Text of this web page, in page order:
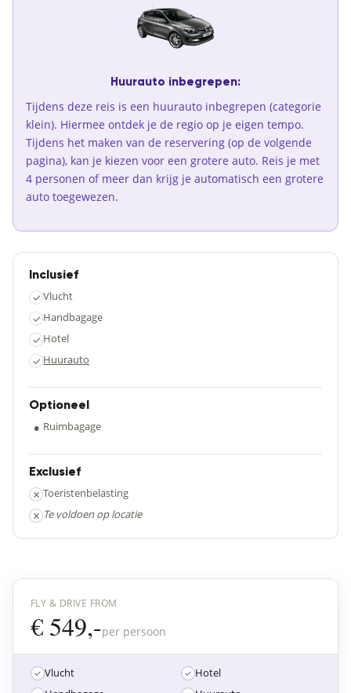
Huurauto inbegrepen:
Tijdens deze reis is een huurauto inbegrepen (categorie
klein). Hiermee ontdek je de regio op je eigen tempo.
Tijdens het maken van de reservering (op de volgende
pagina), kan je kiezen voor een grotere auto. Reis je met
4 personen of meer dan krijg je automatisch een grotere
auto toegewezen.
Inclusief
✓Vlucht
✓ Handbagage
✓ Hotel
✓ Huurauto
Optioneel
• Ruimbagage
Exclusief
× Toeristenbelasting
× Te voldoen op locatie
FLY & DRIVE FROM
€ 549,-per persoon
Vlucht
Hotel